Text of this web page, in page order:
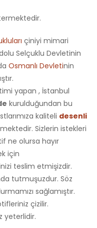
çiniyi mimari
Selçuklu Devletinin
Osmanlı Devletinin
yapan , İstanbul
kurulduğundan bu
kaliteli desenli
Sizlerin istekleri
ne olursa hayır
için
teslim etmişizdir.
tutmuşuzdur. Söz
sağlamıştır.
çizilir.
yeterlidir.